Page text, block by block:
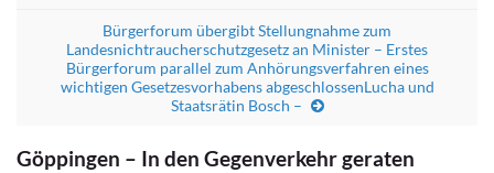
Bürgerforum übergibt Stellungnahme zum
Landesnichtraucherschutzgesetz an Minister – Erstes
Bürgerforum parallel zum Anhörungsverfahren eines
wichtigen Gesetzesvorhabens abgeschlossenLucha und
Staatsrätin Bosch –
Göppingen – In den Gegenverkehr geraten